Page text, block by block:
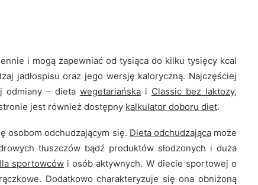
i mogą zapewniać od tysiąca do kilku tysięcy kcal
jadłospisu oraz jego wersję kaloryczną. Najczęściej
odmiany – dieta wegetariańskai Classic bez laktozy,
jest również dostępny kalkulator doboru diet.
osobom odchudzającym się. Dieta odchudzającamoże
tłuszczów bądź produktów słodzonych i duża
sportowców i osób aktywnych. W diecie sportowej o
Dodatkowo charakteryzuje się ona obniżoną